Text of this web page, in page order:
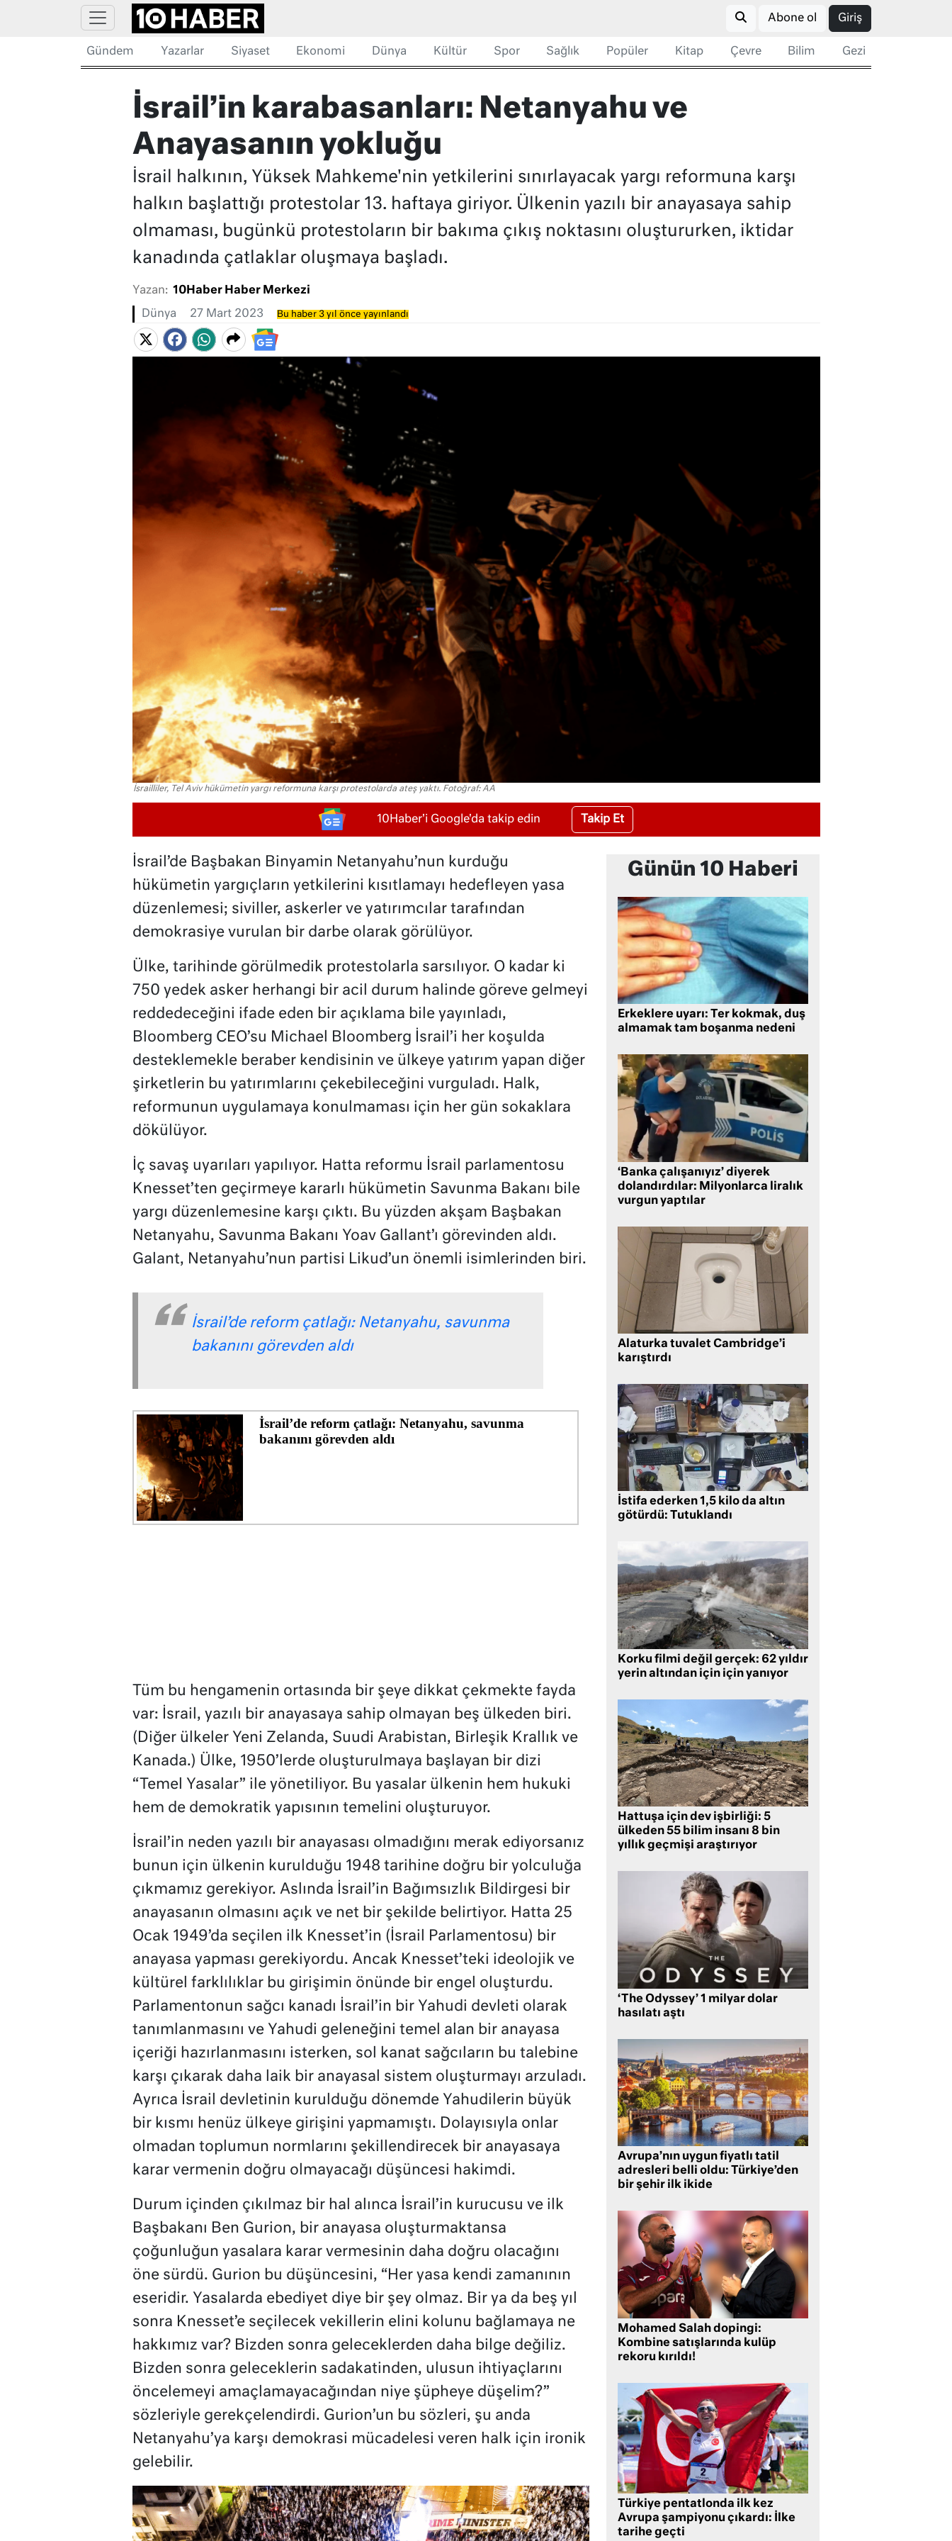
Abone ol Giriş
Gündem Yazarlar Siyaset Ekonomi Dünya Kültür Spor Sağlık Popüler Kitap Çevre Bilim Gezi
İsrail’in karabasanları: Netanyahu ve
Anayasanın yokluğu
İsrail halkının, Yüksek Mahkeme'nin yetkilerini sınırlayacak yargı reformuna karşı
halkın başlattığı protestolar 13. haftaya giriyor. Ülkenin yazılı bir anayasaya sahip
olmaması, bugünkü protestoların bir bakıma çıkış noktasını oluştururken, iktidar
kanadında çatlaklar oluşmaya başladı.
Yazan: 10Haber Haber Merkezi
Dünya 27 Mart 2023 Bu haber 3 yıl önce yayınlandı
İsrailliler, Tel Aviv hükümetin yargı reformuna karşı protestolarda ateş yaktı. Fotoğraf: AA
10Haber'i Google'da takip edin Takip Et
İsrail’de Başbakan Binyamin Netanyahu’nun kurduğu
hükümetin yargıçların yetkilerini kısıtlamayı hedefleyen yasa
düzenlemesi; siviller, askerler ve yatırımcılar tarafından
demokrasiye vurulan bir darbe olarak görülüyor.
Ülke, tarihinde görülmedik protestolarla sarsılıyor. O kadar ki
750 yedek asker herhangi bir acil durum halinde göreve gelmeyi
reddedeceğini ifade eden bir açıklama bile yayınladı,
Bloomberg CEO’su Michael Bloomberg İsrail’i her koşulda
desteklemekle beraber kendisinin ve ülkeye yatırım yapan diğer
şirketlerin bu yatırımlarını çekebileceğini vurguladı. Halk,
reformunun uygulamaya konulmaması için her gün sokaklara
dökülüyor.
İç savaş uyarıları yapılıyor. Hatta reformu İsrail parlamentosu
Knesset’ten geçirmeye kararlı hükümetin Savunma Bakanı bile
yargı düzenlemesine karşı çıktı. Bu yüzden akşam Başbakan
Netanyahu, Savunma Bakanı Yoav Gallant’ı görevinden aldı.
Galant, Netanyahu’nun partisi Likud’un önemli isimlerinden biri.
İsrail’de reform çatlağı: Netanyahu, savunma
bakanını görevden aldı
Tüm bu hengamenin ortasında bir şeye dikkat çekmekte fayda
var: İsrail, yazılı bir anayasaya sahip olmayan beş ülkeden biri.
(Diğer ülkeler Yeni Zelanda, Suudi Arabistan, Birleşik Krallık ve
Kanada.) Ülke, 1950’lerde oluşturulmaya başlayan bir dizi
“Temel Yasalar” ile yönetiliyor. Bu yasalar ülkenin hem hukuki
hem de demokratik yapısının temelini oluşturuyor.
İsrail’in neden yazılı bir anayasası olmadığını merak ediyorsanız
bunun için ülkenin kurulduğu 1948 tarihine doğru bir yolculuğa
çıkmamız gerekiyor. Aslında İsrail’in Bağımsızlık Bildirgesi bir
anayasanın olmasını açık ve net bir şekilde belirtiyor. Hatta 25
Ocak 1949’da seçilen ilk Knesset’in (İsrail Parlamentosu) bir
anayasa yapması gerekiyordu. Ancak Knesset’teki ideolojik ve
kültürel farklılıklar bu girişimin önünde bir engel oluşturdu.
Parlamentonun sağcı kanadı İsrail’in bir Yahudi devleti olarak
tanımlanmasını ve Yahudi geleneğini temel alan bir anayasa
içeriği hazırlanmasını isterken, sol kanat sağcıların bu talebine
karşı çıkarak daha laik bir anayasal sistem oluşturmayı arzuladı.
Ayrıca İsrail devletinin kurulduğu dönemde Yahudilerin büyük
bir kısmı henüz ülkeye girişini yapmamıştı. Dolayısıyla onlar
olmadan toplumun normlarını şekillendirecek bir anayasaya
karar vermenin doğru olmayacağı düşüncesi hakimdi.
Durum içinden çıkılmaz bir hal alınca İsrail’in kurucusu ve ilk
Başbakanı Ben Gurion, bir anayasa oluşturmaktansa
çoğunluğun yasalara karar vermesinin daha doğru olacağını
öne sürdü. Gurion bu düşüncesini, “Her yasa kendi zamanının
eseridir. Yasalarda ebediyet diye bir şey olmaz. Bir ya da beş yıl
sonra Knesset’e seçilecek vekillerin elini kolunu bağlamaya ne
hakkımız var? Bizden sonra geleceklerden daha bilge değiliz.
Bizden sonra geleceklerin sadakatinden, ulusun ihtiyaçlarını
öncelemeyi amaçlamayacağından niye şüpheye düşelim?”
sözleriyle gerekçelendirdi. Gurion’un bu sözleri, şu anda
Netanyahu’ya karşı demokrasi mücadelesi veren halk için ironik
gelebilir.
Günün 10 Haberi
Erkeklere uyarı: Ter kokmak, duş
almamak tam boşanma nedeni
‘Banka çalışanıyız’ diyerek
dolandırdılar: Milyonlarca liralık
vurgun yaptılar
Alaturka tuvalet Cambridge’i
karıştırdı
İstifa ederken 1,5 kilo da altın
götürdü: Tutuklandı
Korku filmi değil gerçek: 62 yıldır
yerin altından için için yanıyor
Hattuşa için dev işbirliği: 5
ülkeden 55 bilim insanı 8 bin
yıllık geçmişi araştırıyor
‘The Odyssey’ 1 milyar dolar
hasılatı aştı
Avrupa’nın uygun fiyatlı tatil
adresleri belli oldu: Türkiye’den
bir şehir ilk ikide
Mohamed Salah dopingi:
Kombine satışlarında kulüp
rekoru kırıldı!
Türkiye pentatlonda ilk kez
Avrupa şampiyonu çıkardı: İlke
tarihe geçti